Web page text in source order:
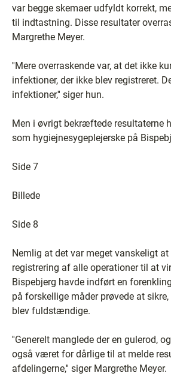
var begge skemaer udfyldt korrekt,
til indtastning. Disse resultater
Margrethe Meyer.
''Mere overraskende var, at det ikke
infektioner, der ikke blev registreret.
infektioner,'' siger hun.
Men i øvrigt bekræftede resultaterne
som hygiejnesygeplejerske på
Side 7
Billede
Side 8
Nemlig at det var meget vanskeligt
registrering af alle operationer til at
Bispebjerg havde indført en
på forskellige måder prøvede at
blev fuldstændige.
''Generelt manglede der en gulerod,
også været for dårlige til at melde
afdelingerne,'' siger Margrethe Meyer.